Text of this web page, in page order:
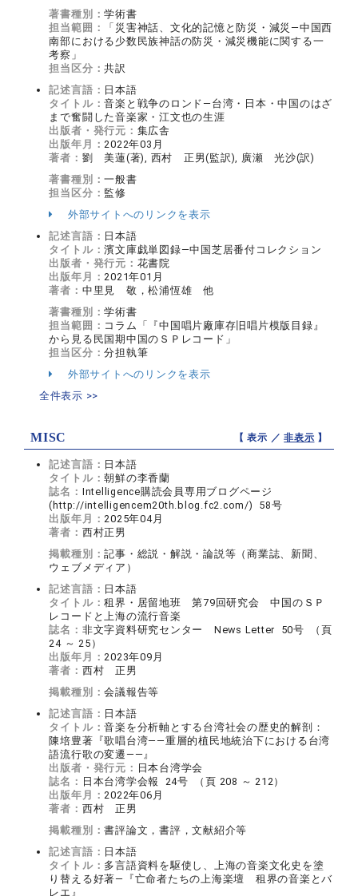
著書種別：学術書
担当範囲：
「災害神話、文化的記憶と防災・減災―中国西
南部における少数民族神話の防災・減災機能に関する一
考察」
担当区分：共訳
記述言語： 日本語
タイトル：音楽と戦争のロンド―台湾・日本・中国のはざ
まで奮闘した音楽家・江文也の生涯
出版者・発行元： 集広舎
出版年月：2022年03月
著者： 劉 美蓮(著), 西村 正男(監訳), 廣瀬 光沙(訳)
著書種別：一般書
担当区分： 監修
外部サイトへのリンクを表示
記述言語： 日本語
タイトル：濱文庫戯単図録―中国芝居番付コレクション
出版者・発行元： 花書院
出版年月：2021年01月
著者： 中里見 敬，松浦恆雄 他
著書種別：学術書
担当範囲： コラム「『中国唱片廠庫存旧唱片模版目録』
から見る民国期中国のＳＰレコード」
担当区分：分担執筆
外部サイトへのリンクを表示
全件表示 >>
MISC 【 表示 ／非表示 】
記述言語： 日本語
タイトル：朝鮮の李香蘭
誌名： Intelligence購読会員専用ブログページ
(http://intelligencem20th.blog.fc2.com/) 58号
出版年月：2025年04月
著者： 西村正男
掲載種別：記事・総説・解説・論説等（商業誌、新聞、
ウェブメディア）
記述言語： 日本語
タイトル：租界・居留地班 第79回研究会 中国のＳＰ
レコードと上海の流行音楽
誌名： 非文字資料研究センター News Letter 50号 （頁
24 ～ 25）
出版年月：2023年09月
著者： 西村 正男
掲載種別：会議報告等
記述言語： 日本語
タイトル：音楽を分析軸とする台湾社会の歴史的解剖：
陳培豊著『歌唱台湾――重層的植民地統治下における台湾
語流行歌の変遷――』
出版者・発行元： 日本台湾学会
誌名： 日本台湾学会報 24号 （頁 208 ～ 212）
出版年月：2022年06月
著者： 西村 正男
掲載種別：書評論文，書評，文献紹介等
記述言語： 日本語
タイトル： 多言語資料を駆使し、上海の音楽文化史を塗
り替える好著―『亡命者たちの上海楽壇 租界の音楽とバ
レエ』